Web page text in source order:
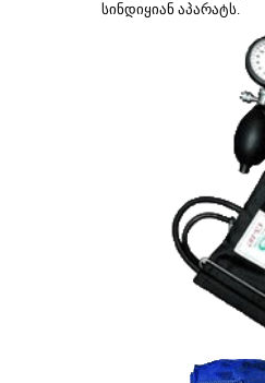
სინდიყიან აპარატს.